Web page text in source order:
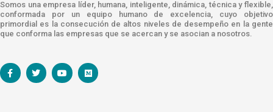
Somos una empresa líder, humana, inteligente, dinámica, técnica y flexible,
conformada por un equipo humano de excelencia, cuyo objetivo
primordial es la consecución de altos niveles de desempeño en la gente
que conforma las empresas que se acercan y se asocian a nosotros.